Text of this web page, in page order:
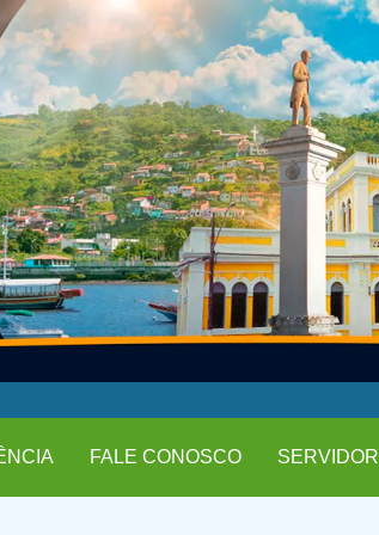
FALE CONOSCO SERVIDOR